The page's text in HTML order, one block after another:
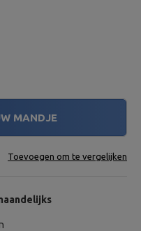
MANDJE
Toevoegen om te vergelijken